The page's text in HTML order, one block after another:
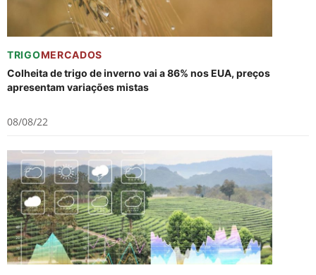
TRIGOMERCADOS
Colheita de trigo de inverno vai a 86% nos EUA, preços
apresentam variações mistas
08/08/22